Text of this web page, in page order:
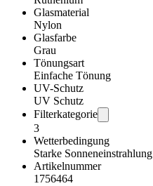
Glasmaterial
Nylon
Glasfarbe
Grau
Tönungsart
Einfache Tönung
UV-Schutz
UV Schutz
Filterkategorie
3
Wetterbedingung
Starke Sonneneinstrahlung
Artikelnummer
1756464